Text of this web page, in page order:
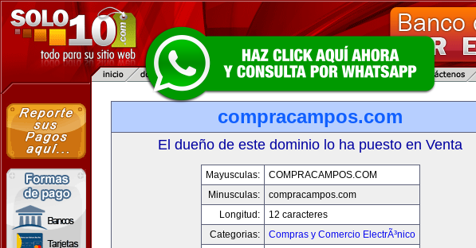
compracampos.com
El dueño de este dominio lo ha puesto en Venta
Mayusculas:
COMPRACAMPOS.COM
Minusculas:
compracampos.com
Longitud:
12 caracteres
Categorias:
Compras y Comercio ElectrÃ³nico